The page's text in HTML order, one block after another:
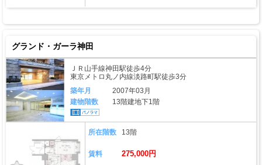
グランド・ガーラ神田
ＪＲ山手線神田駅徒歩4分
東京メトロ丸ノ内線淡路町駅徒歩3分
築年月
2007年03月
建物階数
13階建地下1階
所在階数 13階
賃料 275,000円